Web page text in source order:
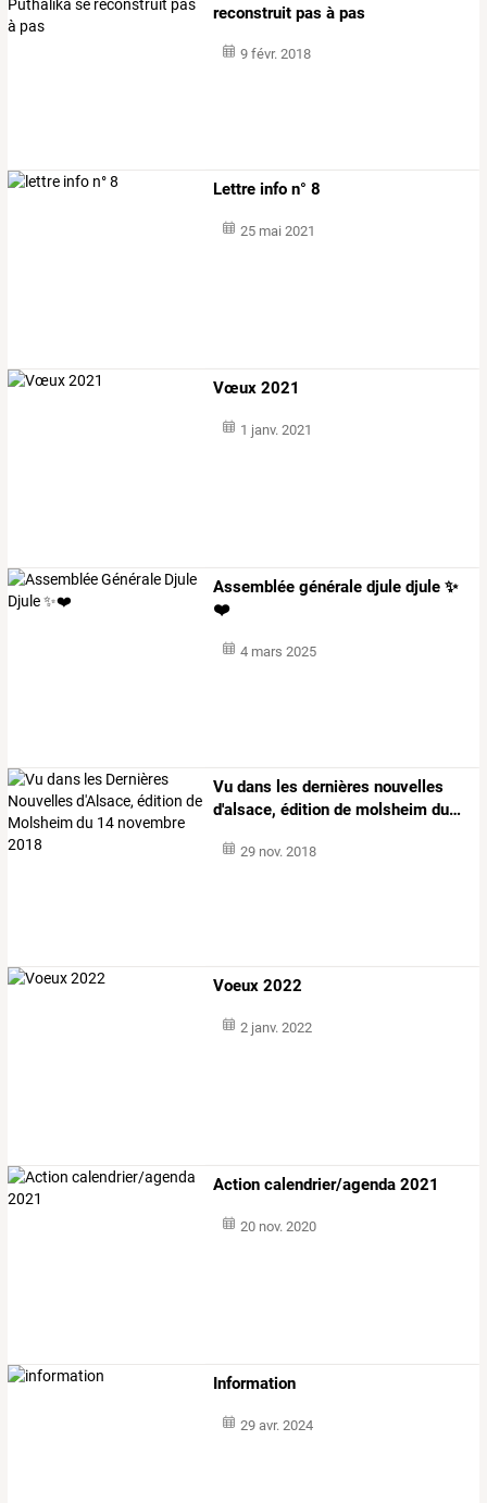
reconstruit pas à pas
9 févr. 2018
Lettre info n° 8
25 mai 2021
Vœux 2021
1 janv. 2021
Assemblée générale djule djule ✨
❤️
4 mars 2025
Vu dans les dernières nouvelles
d'alsace, édition de molsheim du…
29 nov. 2018
Voeux 2022
2 janv. 2022
Action calendrier/agenda 2021
20 nov. 2020
Information
29 avr. 2024